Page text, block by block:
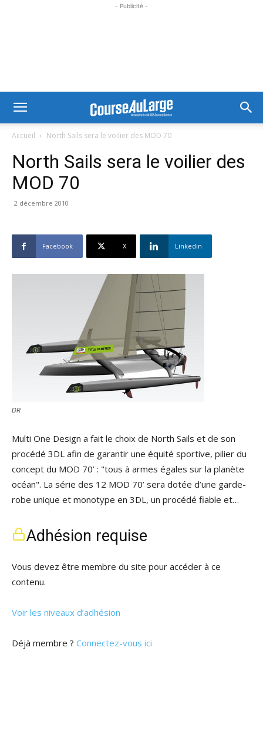
- Publicité -
Accueil North Sails sera le voilier des MOD 70
North Sails sera le voilier des
MOD 70
2 décembre 2010
Facebook X Linkedin
DR
Multi One Design a fait le choix de North Sails et de son
procédé 3DL afin de garantir une équité sportive, pilier du
concept du MOD 70’ : "tous à armes égales sur la planète
océan". La série des 12 MOD 70’ sera dotée d’une garde-
robe unique et monotype en 3DL, un procédé fiable et…
Adhésion requise
Vous devez être membre du site pour accéder à ce
contenu.
Voir les niveaux d’adhésion
Déjà membre ? Connectez-vous ici